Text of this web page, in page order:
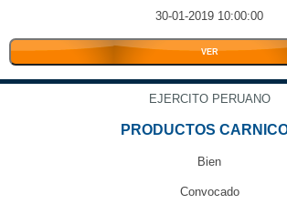
30-01-2019 10:00:00
VER
EJERCITO PERUANO
PRODUCTOS
Bien
Convocado